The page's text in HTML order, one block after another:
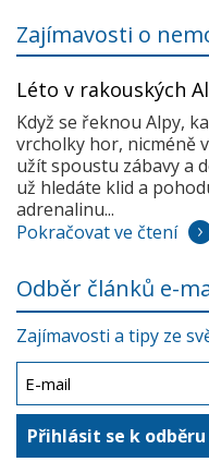
Zajímavosti o
Léto v rakouských
Když se řeknou Alpy,
vrcholky hor, nicméně
užít spoustu zábavy a
už hledáte klid a
adrenalinu...
Pokračovat ve čtení
Odběr článků e-
Zajímavosti a tipy ze